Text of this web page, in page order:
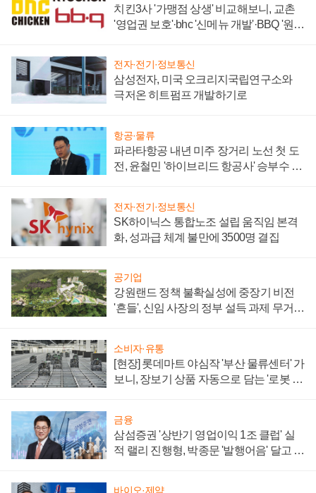
치킨3사 '가맹점 상생' 비교해보니, 교촌
'영업권 보호'·bhc '신메뉴 개발'·BBQ '원가
전자·전기·정보통신
삼성전자, 미국 오크리지국립연구소와
극저온 히트펌프 개발하기로
항공·물류
파라타항공 내년 미주 장거리 노선 첫 도
전, 윤철민 '하이브리드 항공사' 승부수 통
전자·전기·정보통신
SK하이닉스 통합노조 설립 움직임 본격
화, 성과급 체계 불만에 3500명 결집
공기업
강원랜드 정책 불확실성에 중장기 비전
'흔들', 신임 사장의 정부 설득 과제 무거워
소비자·유통
[현장] 롯데마트 야심작 '부산 물류센터' 가
보니, 장보기 상품 자동으로 담는 '로봇 40
금융
삼섬증권 '상반기 영업이익 1조 클럽' 실
적 랠리 진행형, 박종문 '발행어음' 달고 연
바이오·제약